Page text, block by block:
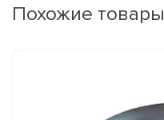
Похожие товары